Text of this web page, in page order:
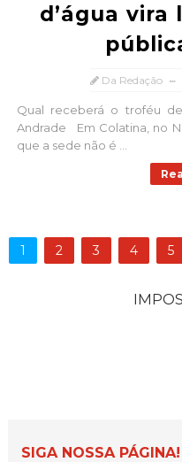
d’água vira
Da Redação
Qual receberá o troféu
Andrade Em Colatina, no
que a sede não é ...
1 2 3 4 5
SIGA NOSSA PÁGINA!